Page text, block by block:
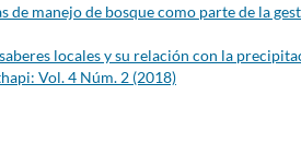
de manejo de bosque como parte de la
locales y su relación con la
Vol. 4 Núm. 2 (2018)